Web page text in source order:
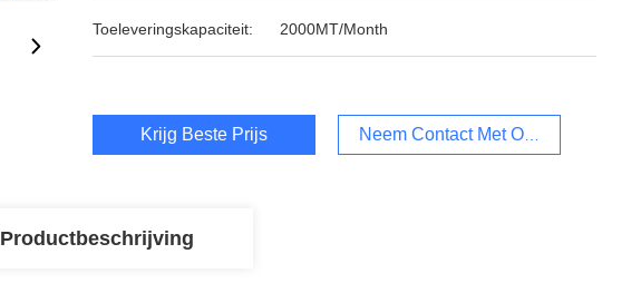
Toeleveringskapaciteit: 2000MT/Month
Krijg Beste Prijs Neem Contact Met Ons Op
Productbeschrijving